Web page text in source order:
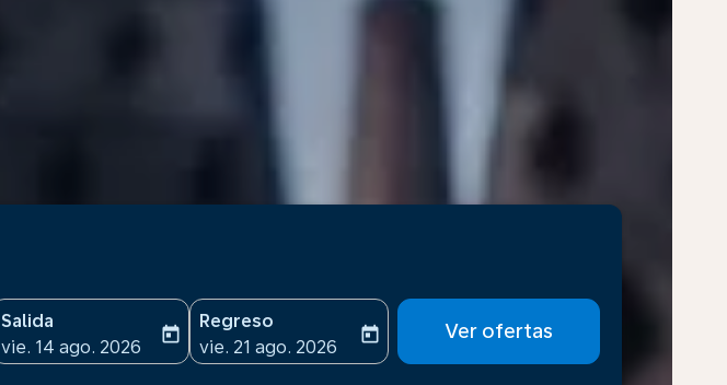
Salida
fc-booking-departure-date-aria-label
vie. 14 ago. 2026
today
Regreso
fc-booking-return-date-aria-label
vie. 21 ago. 2026
today Ver ofertas